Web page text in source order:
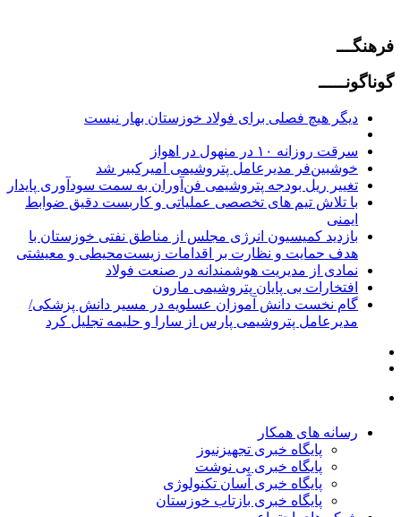
فرهنگـــ
گوناگونـــــ
دیگر هیچ فصلی برای فولاد خوزستان بهار نیست
سرقت روزانه ۱۰ در منهول در اهواز
خوشبین‌فر مدیرعامل پتروشیمی امیرکبیر شد
تغییر ریل بودجه پتروشیمی فن‌آوران به سمت سودآوری پایدار
با تلاش تیم های تخصصی عملیاتی و کاربست دقیق ضوابط
ایمنی
بازدید کمیسیون انرژی مجلس از مناطق نفتی خوزستان با
هدف حمایت و نظارت بر اقدامات زیست‌محیطی و معیشتی
نمادی از مدیریت هوشمندانه در صنعت فولاد
افتخارات بی پایان پتروشیمی مارون
گام نخست دانش آموزان عسلویه در مسیر دانش پزشکی/
مدیرعامل پتروشیمی پارس از سارا و حلیمه تجلیل کرد
رسانه های همکار
پایگاه خبری تجهیزنیوز
پایگاه خبری پی نوشت
پایگاه خبری آسان تکنولوژی
پایگاه خبری بازتاب خوزستان